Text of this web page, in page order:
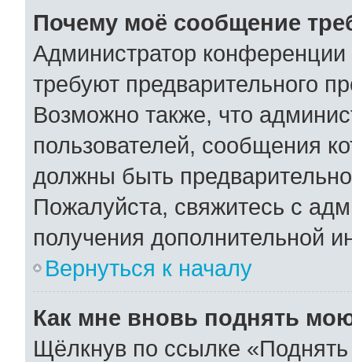
Почему моё сообщение
Администратор
требуют предварительного
Возможно также, что
пользователей, сообщения
должны быть
Пожалуйста, свяжитесь с
получения дополнительной
Вернуться к началу
Как мне вновь поднять
Щёлкнув по ссылке